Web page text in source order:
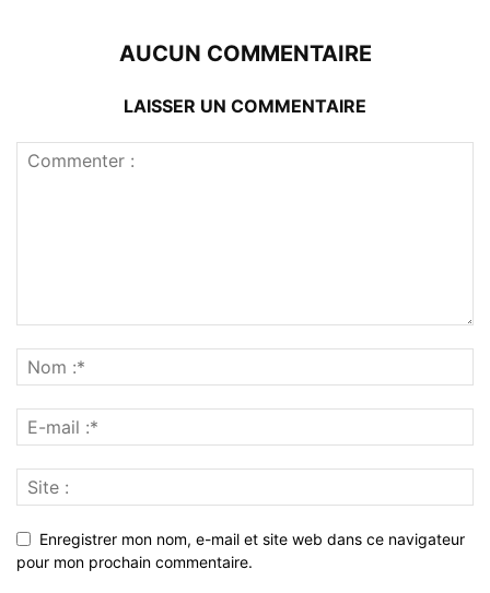
AUCUN COMMENTAIRE
LAISSER UN COMMENTAIRE
Enregistrer mon nom, e-mail et site web dans ce navigateur
pour mon prochain commentaire.